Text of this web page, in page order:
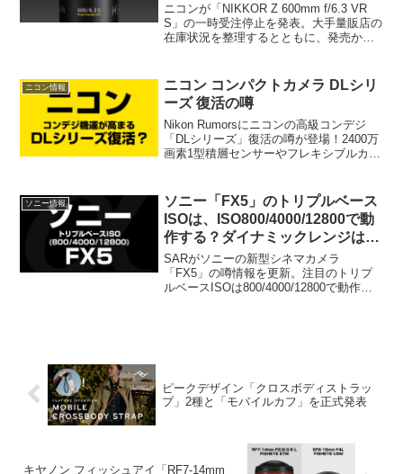
ニコンが「NIKKOR Z 600mm f/6.3 VR
S」の一時受注停止を発表。大手量販店の
在庫状況を整理するとともに、発売から
修の可能性など5つの要因から背景を独自
考察します。
ニコン情報
ニコン コンパクトカメラ DLシリ
ーズ 復活の噂
Nikon Rumorsにニコンの高級コンデジ
「DLシリーズ」復活の噂が登場！2400万
画素1型積層センサーやフレキシブルカラ
機ZRベースの噂と合わせてデジカメライ
フ的視点で考察します。
ソニー情報
ソニー「FX5」のトリプルベース
ISOは、ISO800/4000/12800で動
作する？ダイナミックレンジは16
ストップ？
SARがソニーの新型シネマカメラ
「FX5」の噂情報を更新。注目のトリプ
ルベースISOは800/4000/12800で動作
ピークデザイン「クロスボディストラッ
プ」2種と「モバイルカフ」を正式発表
キヤノン フィッシュアイ「RF7-14mm